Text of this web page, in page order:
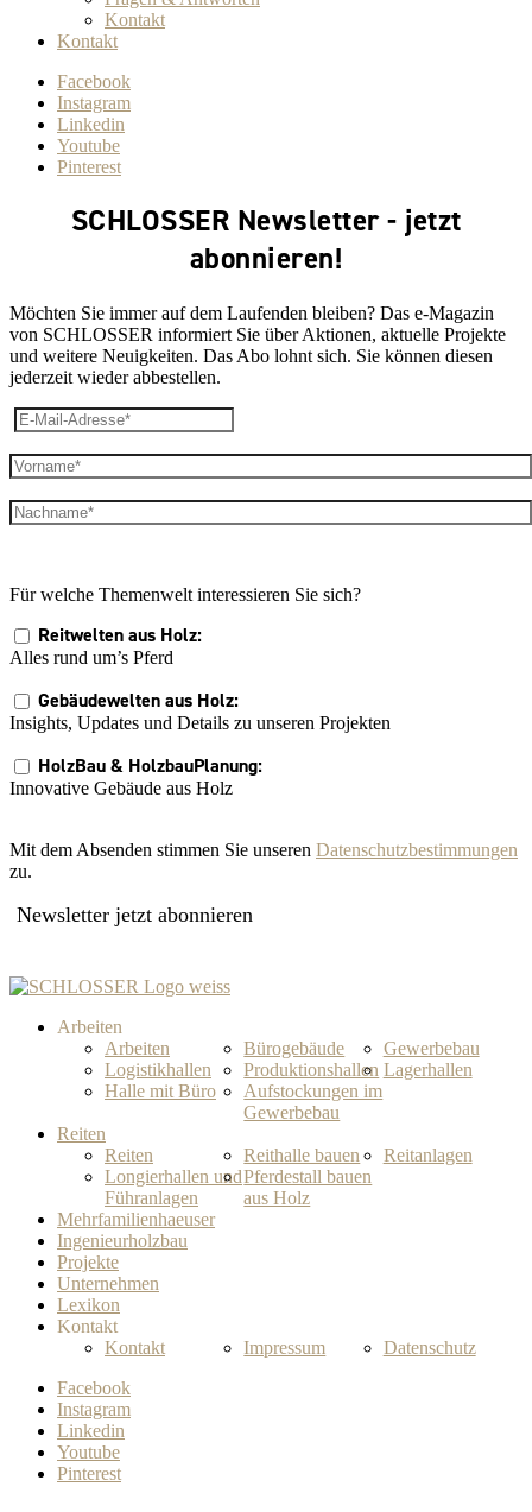
Kontakt
Kontakt
Facebook
Instagram
Linkedin
Youtube
Pinterest
SCHLOSSER Newsletter - jetzt
abonnieren!
Möchten Sie immer auf dem Laufenden bleiben? Das e-Magazin
von SCHLOSSER informiert Sie über Aktionen, aktuelle Projekte
und weitere Neuigkeiten. Das Abo lohnt sich. Sie können diesen
jederzeit wieder abbestellen.
Für welche Themenwelt interessieren Sie sich?
Reitwelten aus Holz:
Alles rund um’s Pferd
Gebäudewelten aus Holz:
Insights, Updates und Details zu unseren Projekten
HolzBau & HolzbauPlanung:
Innovative Gebäude aus Holz
Mit dem Absenden stimmen Sie unseren Datenschutzbestimmungen
zu.
Newsletter jetzt abonnieren
Arbeiten
Arbeiten
Bürogebäude
Gewerbebau
Logistikhallen
Produktionshallen Lagerhallen
Halle mit Büro
Aufstockungen im
Gewerbebau
Reiten
Reiten
Reithalle bauen
Reitanlagen
Longierhallen und
Führanlagen
Pferdestall bauen
aus Holz
Mehrfamilienhaeuser
Ingenieurholzbau
Projekte
Unternehmen
Lexikon
Kontakt
Kontakt
Impressum
Datenschutz
Facebook
Instagram
Linkedin
Youtube
Pinterest